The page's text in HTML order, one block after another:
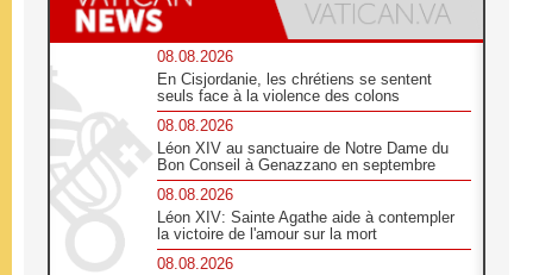
08.08.2026
En Cisjordanie, les chrétiens se sentent
seuls face à la violence des colons
08.08.2026
Léon XIV au sanctuaire de Notre Dame du
Bon Conseil à Genazzano en septembre
08.08.2026
Léon XIV: Sainte Agathe aide à contempler
la victoire de l'amour sur la mort
08.08.2026